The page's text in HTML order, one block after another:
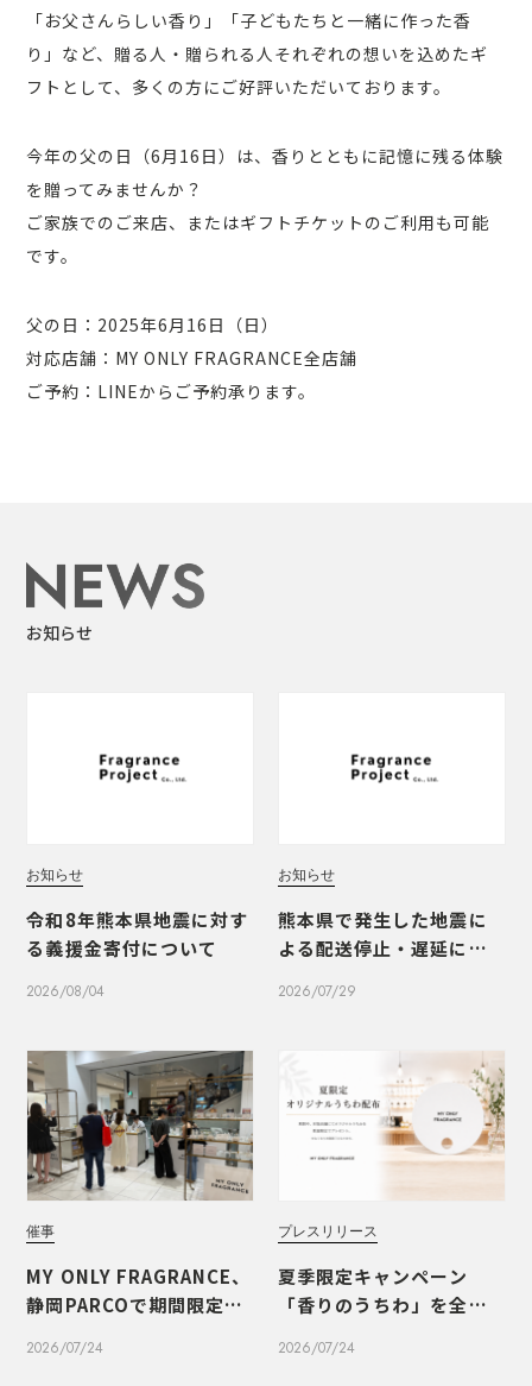
「お父さんらしい香り」「子どもたちと一緒に作った香
り」など、贈る人・贈られる人それぞれの想いを込めたギ
フトとして、多くの方にご好評いただいております。
今年の父の日（6月16日）は、香りとともに記憶に残る体験
を贈ってみませんか？
ご家族でのご来店、またはギフトチケットのご利用も可能
です。
父の日：2025年6月16日（日）
対応店舗：MY ONLY FRAGRANCE全店舗
ご予約：LINEからご予約承ります。
お知らせ
お知らせ
令和8年熊本県地震に対す
る義援金寄付について
2026/08/04
お知らせ
熊本県で発生した地震に
よる配送停止・遅延につ
2026/07/29
催事
MY ONLY FRAGRANCE、
静岡PARCOで期間限定PO
2026/07/24
プレスリリース
夏季限定キャンペーン
「香りのうちわ」を全国1
2026/07/24